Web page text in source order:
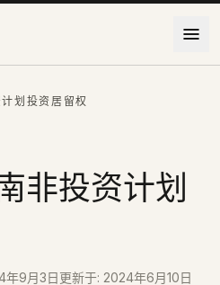
划投资居留权
非投资计划
年9月3日更新于: 2024年6月10日